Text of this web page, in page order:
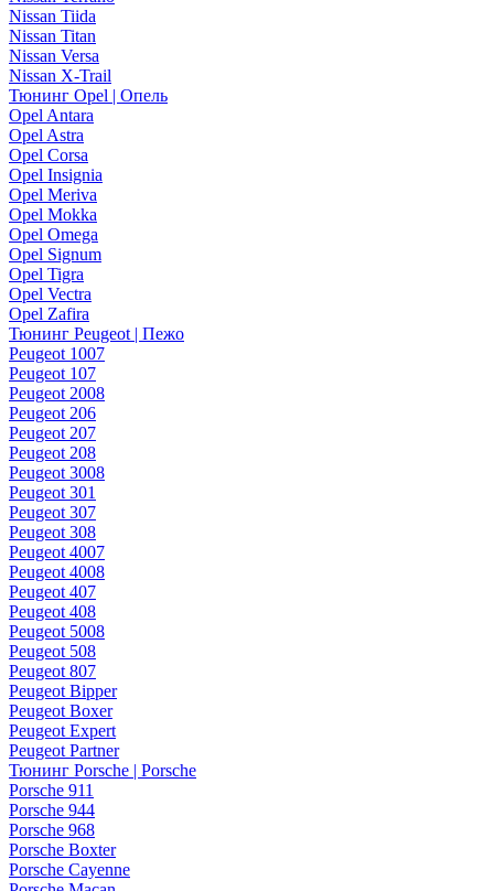
Nissan Tiida
Nissan Titan
Nissan Versa
Nissan X-Trail
Тюнинг Opel | Опель
Opel Antara
Opel Astra
Opel Corsa
Opel Insignia
Opel Meriva
Opel Mokka
Opel Omega
Opel Signum
Opel Tigra
Opel Vectra
Opel Zafira
Тюнинг Peugeot | Пежо
Peugeot 1007
Peugeot 107
Peugeot 2008
Peugeot 206
Peugeot 207
Peugeot 208
Peugeot 3008
Peugeot 301
Peugeot 307
Peugeot 308
Peugeot 4007
Peugeot 4008
Peugeot 407
Peugeot 408
Peugeot 5008
Peugeot 508
Peugeot 807
Peugeot Bipper
Peugeot Boxer
Peugeot Expert
Peugeot Partner
Тюнинг Porsche | Porsche
Porsche 911
Porsche 944
Porsche 968
Porsche Boxter
Porsche Cayenne